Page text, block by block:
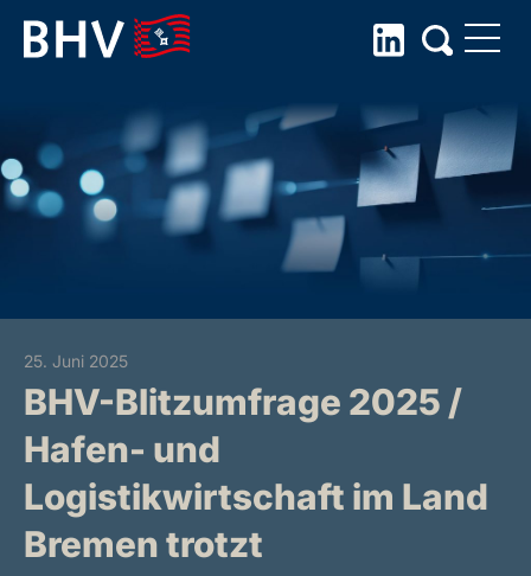
the
content
25. Juni 2025
BHV-Blitzumfrage 2025 /
Hafen- und
Logistikwirtschaft im Land
Bremen trotzt